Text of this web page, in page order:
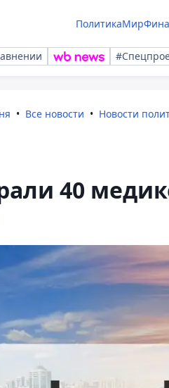
ПолитикаМир
Все новости Новости
40